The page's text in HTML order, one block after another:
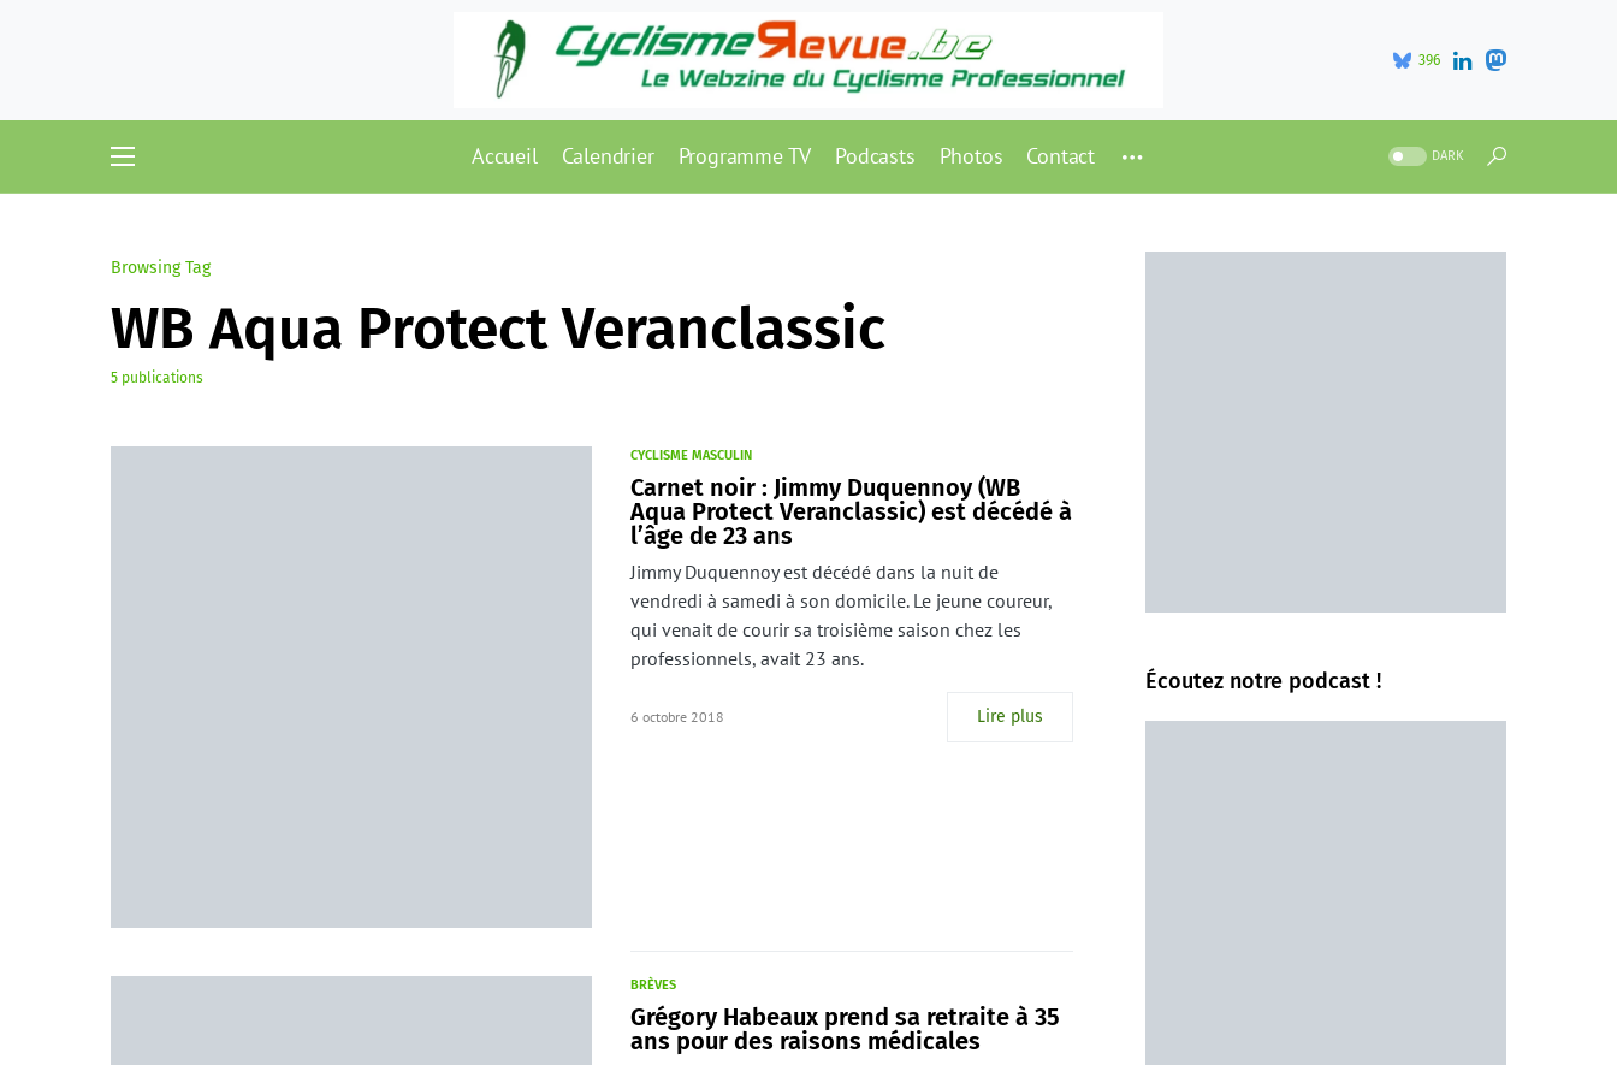
396
Accueil Calendrier Programme TV Podcasts Photos Contact DARK
Browsing Tag
WB Aqua Protect Veranclassic
5 publications
CYCLISME MASCULIN
Carnet noir : Jimmy Duquennoy (WB
Aqua Protect Veranclassic) est décédé à
l’âge de 23 ans
Jimmy Duquennoy est décédé dans la nuit de
vendredi à samedi à son domicile. Le jeune coureur,
qui venait de courir sa troisième saison chez les
professionnels, avait 23 ans.
6 octobre 2018 Lire plus
BRÈVES
Grégory Habeaux prend sa retraite à 35
ans pour des raisons médicales
Écoutez notre podcast !